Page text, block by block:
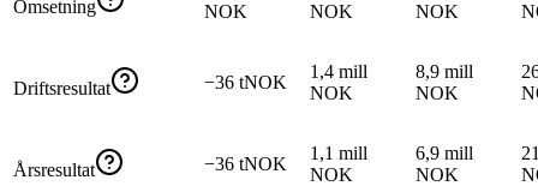
Omsetning NOK NOK NOK
Driftsresultat −36 tNOK
1,4 mill
NOK
8,9 mill
NOK
Årsresultat −36 tNOK
1,1 mill
NOK
6,9 mill
NOK